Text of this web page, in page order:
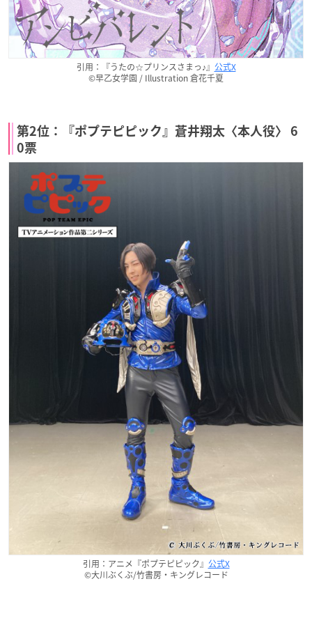
引用：『うたの☆プリンスさまっ♪』 公式X
©早乙女学園 / Illustration 倉花千夏
第2位：『ポプテピピック』蒼井翔太〈本人役〉 6
0票
引用：アニメ『ポプテピピック』 公式X
©大川ぶくぶ/竹書房・キングレコード